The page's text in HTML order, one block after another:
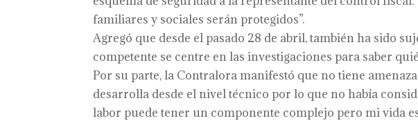
familiares y sociales serán protegidos”.
Agregó que desde el pasado 28 de abril, también ha sido
competente se centre en las investigaciones para saber
Por su parte, la Contralora manifestó que no tiene
desarrolla desde el nivel técnico por lo que no había
labor puede tener un componente complejo pero mi vida